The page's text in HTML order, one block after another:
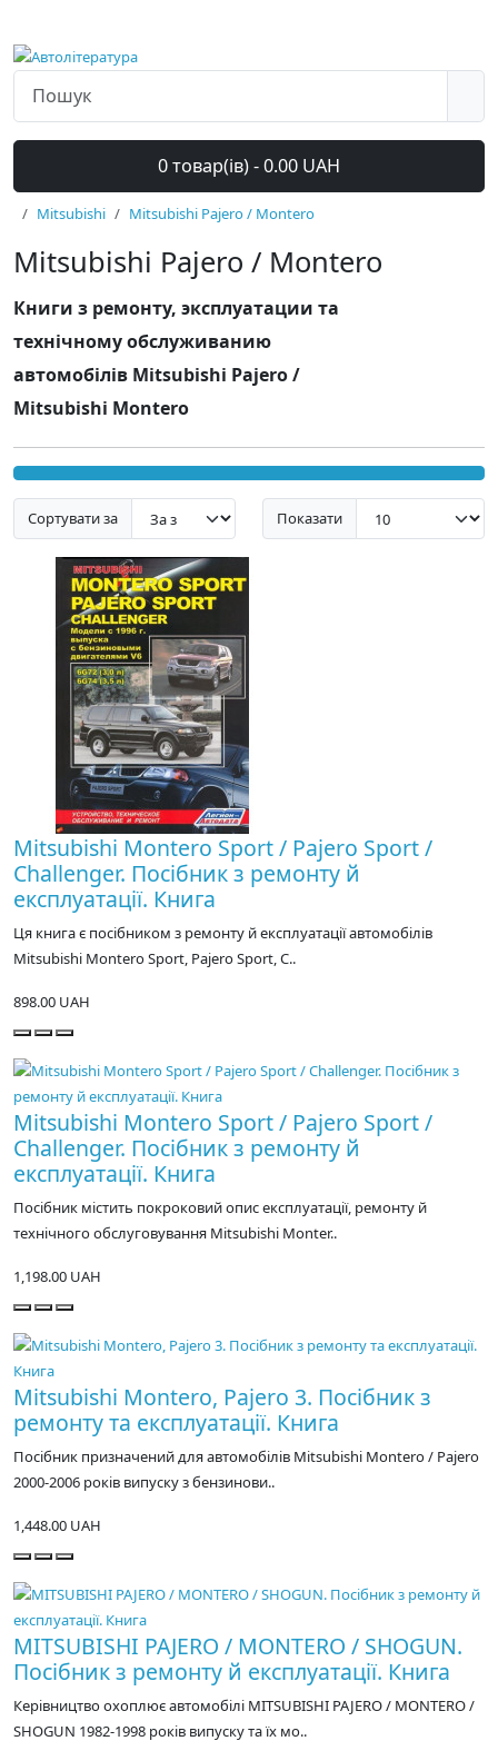
0 товар(ів) - 0.00 UAH
Mitsubishi Mitsubishi Pajero / Montero
Mitsubishi Pajero / Montero
Книги з ремонту, эксплуатации та
технічному обслуживанию
автомобілів Mitsubishi Pajero /
Mitsubishi Montero
Сортувати за Показати
Mitsubishi Montero Sport / Pajero Sport /
Challenger. Посібник з ремонту й
експлуатації. Книга
Ця книга є посібником з ремонту й експлуатації автомобілів
Mitsubishi Montero Sport, Pajero Sport, C..
898.00 UAH
Mitsubishi Montero Sport / Pajero Sport /
Challenger. Посібник з ремонту й
експлуатації. Книга
Посібник містить покроковий опис експлуатації, ремонту й
технічного обслуговування Mitsubishi Monter..
1,198.00 UAH
Mitsubishi Montero, Pajero 3. Посібник з
ремонту та експлуатації. Книга
Посібник призначений для автомобілів Mitsubishi Montero / Pajero
2000-2006 років випуску з бензинови..
1,448.00 UAH
MITSUBISHI PAJERO / MONTERO / SHOGUN.
Посібник з ремонту й експлуатації. Книга
Керівництво охоплює автомобілі MITSUBISHI PAJERO / MONTERO /
SHOGUN 1982-1998 років випуску та їх мо..